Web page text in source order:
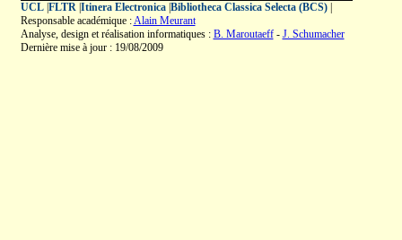
UCL| FLTR| Itinera Electronica| Bibliotheca Classica Selecta (BCS)|
Responsable académique :Alain Meurant
Analyse, design et réalisation informatiques : B. Maroutaeff- J. Schumacher
Dernière mise à jour : 19/08/2009